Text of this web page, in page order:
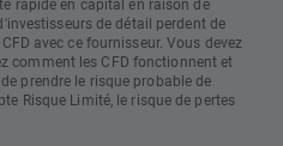
rapide en capital en raison de
de détail perdent de
avec ce fournisseur. Vous devez
comment les CFD fonctionnent et
prendre le risque probable de
Risque Limité, le risque de pertes